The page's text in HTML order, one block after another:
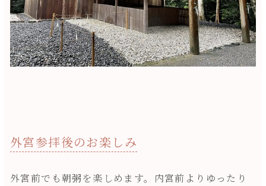
外宮参拝後のお楽しみ
外宮前でも朝粥を楽しめます。内宮前よりゆったり